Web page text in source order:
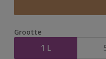
Grootte
1 L